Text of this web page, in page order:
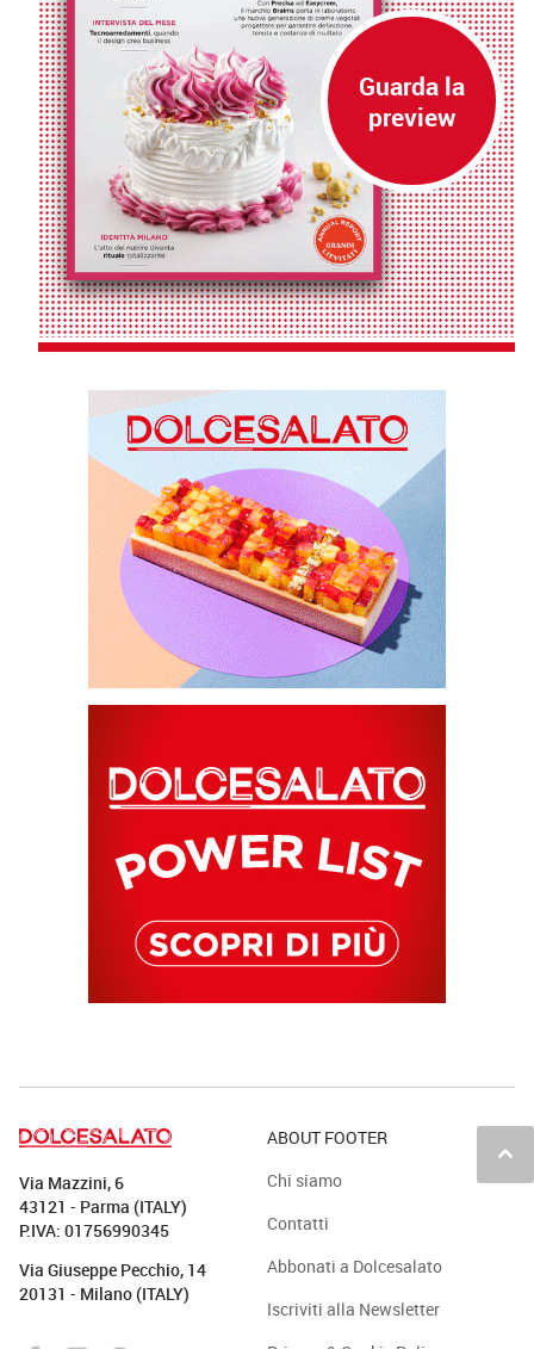
keyboard_arrow_up
Via Mazzini, 6
43121 - Parma (ITALY)
P.IVA: 01756990345
Via Giuseppe Pecchio, 14
20131 - Milano (ITALY)
ABOUT FOOTER
Chi siamo
Contatti
Abbonati a Dolcesalato
Iscriviti alla Newsletter